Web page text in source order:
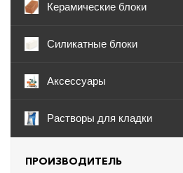
Керамические блоки
Силикатные блоки
Аксессуары
Растворы для кладки
ПРОИЗВОДИТЕЛЬ